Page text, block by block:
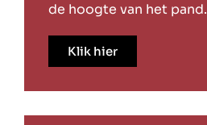
de hoogte van het pand.
Klik hier